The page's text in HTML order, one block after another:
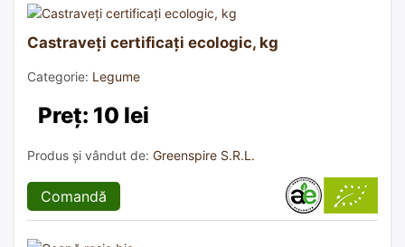
Castraveți certificați ecologic, kg
Categorie: Legume
Preț: 10 lei
Produs și vândut de: Greenspire S.R.L.
Comandă